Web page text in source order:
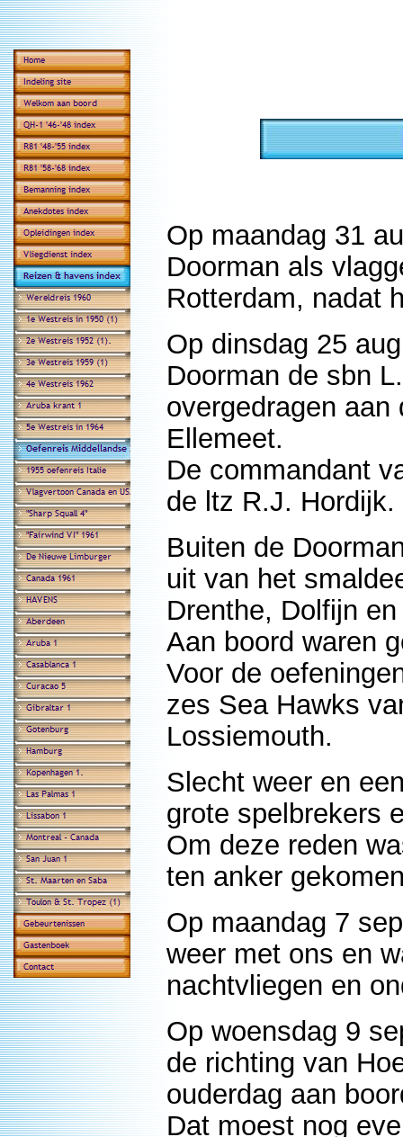
Op maandag 31
Doorman als
Rotterdam, nadat
Op dinsdag 25
Doorman de sbn
overgedragen
Ellemeet.
De commandant
de ltz R.J. Hordijk.
Buiten de
uit van het
Drenthe, Dolfijn
Aan boord waren
Voor de
zes Sea Hawks
Lossiemouth.
Slecht weer en
grote spelbrekers
Om deze reden
ten anker
Op maandag 7
weer met ons en
nachtvliegen en
Op woensdag 9
de richting van
ouderdag aan
Dat moest nog